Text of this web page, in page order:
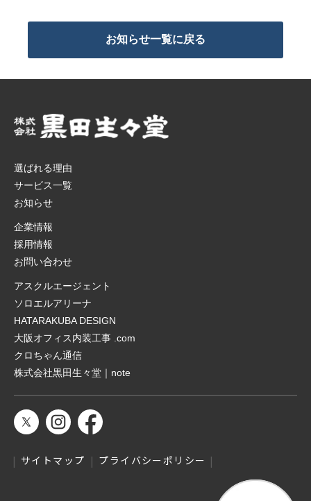
お知らせ一覧に戻る
選ばれる理由
サービス一覧
お知らせ
企業情報
採用情報
お問い合わせ
アスクルエージェント
ソロエルアリーナ
HATARAKUBA DESIGN
大阪オフィス内装工事 .com
クロちゃん通信
株式会社黒田生々堂｜note
サイトマップ プライバシーポリシー